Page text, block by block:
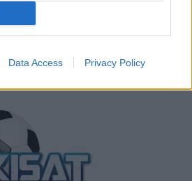
Data Access Privacy Policy
joukkue jalkapallon MM-
2026